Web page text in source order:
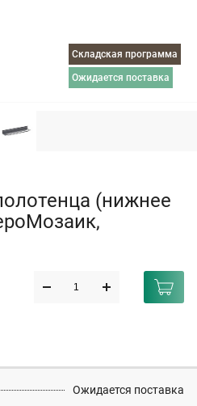
Складская программа
ожидается поставка
(нижнее
Ожидается поставка